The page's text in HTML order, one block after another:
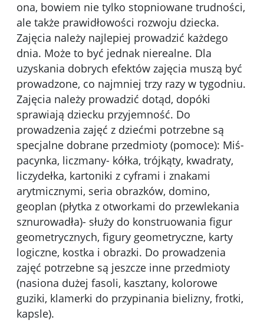
ona, bowiem nie tylko stopniowane trudności,
ale także prawidłowości rozwoju dziecka.
Zajęcia należy najlepiej prowadzić każdego
dnia. Może to być jednak nierealne. Dla
uzyskania dobrych efektów zajęcia muszą być
prowadzone, co najmniej trzy razy w tygodniu.
Zajęcia należy prowadzić dotąd, dopóki
sprawiają dziecku przyjemność. Do
prowadzenia zajęć z dziećmi potrzebne są
specjalne dobrane przedmioty (pomoce): Miś-
pacynka, liczmany- kółka, trójkąty, kwadraty,
liczydełka, kartoniki z cyframi i znakami
arytmicznymi, seria obrazków, domino,
geoplan (płytka z otworkami do przewlekania
sznurowadła)- służy do konstruowania figur
geometrycznych, figury geometryczne, karty
logiczne, kostka i obrazki. Do prowadzenia
zajęć potrzebne są jeszcze inne przedmioty
(nasiona dużej fasoli, kasztany, kolorowe
guziki, klamerki do przypinania bielizny, frotki,
kapsle).